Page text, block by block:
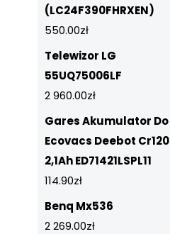
(LC24F390FHRXEN)
550.00zł
Telewizor LG
55UQ75006LF
2 960.00zł
Gares Akumulator Do
Ecovacs Deebot Cr120
2,1Ah ED71421LSPL11
114.90zł
Benq Mx536
2 269.00zł